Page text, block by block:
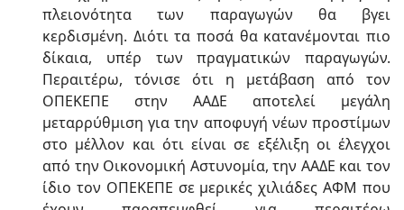
πλειονότητα των παραγωγών θα βγει
κερδισμένη. Διότι τα ποσά θα κατανέμονται πιο
δίκαια, υπέρ των πραγματικών παραγωγών.
Περαιτέρω, τόνισε ότι η μετάβαση από τον
ΟΠΕΚΕΠΕ στην ΑΑΔΕ αποτελεί μεγάλη
μεταρρύθμιση για την αποφυγή νέων προστίμων
στο μέλλον και ότι είναι σε εξέλιξη οι έλεγχοι
από την Οικονομική Αστυνομία, την ΑΑΔΕ και τον
ίδιο τον ΟΠΕΚΕΠΕ σε μερικές χιλιάδες ΑΦΜ που